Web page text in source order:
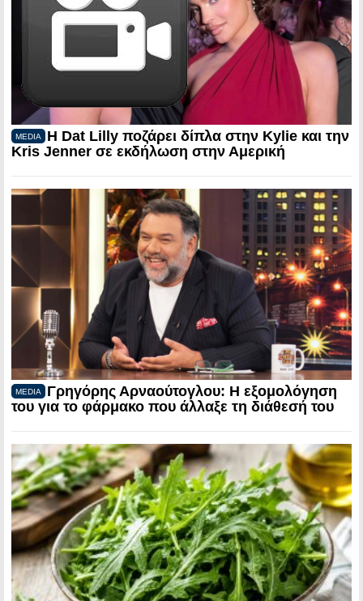
MEDIA
Η Dat Lilly ποζάρει δίπλα στην Kylie και την
Kris Jenner σε εκδήλωση στην Αμερική
MEDIA
Γρηγόρης Αρναούτογλου: Η εξομολόγηση
του για το φάρμακο που άλλαξε τη διάθεσή του